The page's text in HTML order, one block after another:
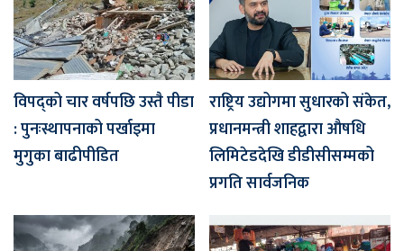
विपद्को चार वर्षपछि उस्तै पीडा
: पुनःस्थापनाको पर्खाइमा
मुगुका बाढीपीडित
राष्ट्रिय उद्योगमा सुधारको संकेत,
प्रधानमन्त्री शाहद्वारा औषधि
लिमिटेडदेखि डीडीसीसम्मको
प्रगति सार्वजनिक